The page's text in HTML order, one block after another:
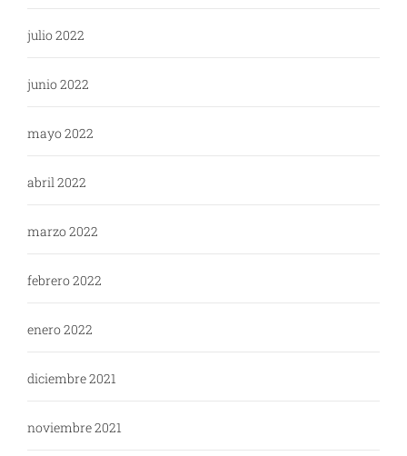
julio 2022
junio 2022
mayo 2022
abril 2022
marzo 2022
febrero 2022
enero 2022
diciembre 2021
noviembre 2021